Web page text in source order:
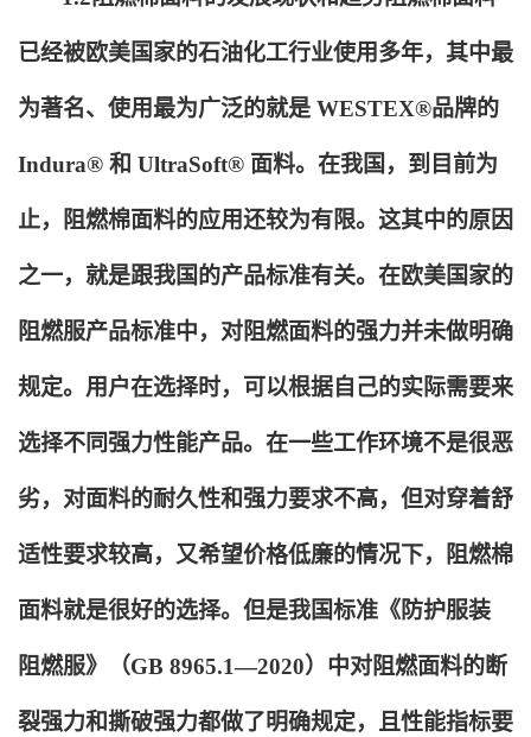
已经被欧美国家的石油化工行业使用多年，其中最
为著名、使用最为广泛的就是 WESTEX®品牌的
Indura® 和 UltraSoft® 面料。在我国，到目前为
止，阻燃棉面料的应用还较为有限。这其中的原因
之一，就是跟我国的产品标准有关。在欧美国家的
阻燃服产品标准中，对阻燃面料的强力并未做明确
规定。用户在选择时，可以根据自己的实际需要来
选择不同强力性能产品。在一些工作环境不是很恶
劣，对面料的耐久性和强力要求不高，但对穿着舒
适性要求较高，又希望价格低廉的情况下，阻燃棉
面料就是很好的选择。但是我国标准《防护服装
阻燃服》（GB 8965.1—2020）中对阻燃面料的断
裂强力和撕破强力都做了明确规定，且性能指标要